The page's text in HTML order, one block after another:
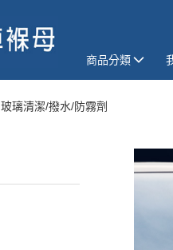
商品分類
玻璃清潔/撥水/防霧劑